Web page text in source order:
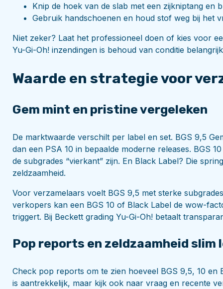
Knip de hoek van de slab met een zijkniptang en
Gebruik handschoenen en houd stof weg bij het
Niet zeker? Laat het professioneel doen of kies voor
Yu-Gi-Oh! inzendingen is behoud van conditie
Waarde en strategie voor
Gem mint en pristine vergeleken
De marktwaarde verschilt per label en set. BGS 9,5
dan een PSA 10 in bepaalde moderne releases. BGS
de subgrades “vierkant” zijn. En Black Label? Die
zeldzaamheid.
Voor verzamelaars voelt BGS 9,5 met sterke
verkopers kan een BGS 10 of Black Label de wow-
triggert. Bij Beckett grading Yu-Gi-Oh! betaalt
Pop reports en zeldzaamheid slim
Check pop reports om te zien hoeveel BGS 9,5, 10
is aantrekkelijk, maar kijk ook naar vraag en recente